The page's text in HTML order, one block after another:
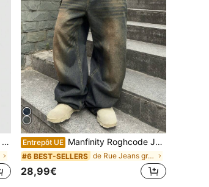
Entrepôt UE Manfinity Roghcode Jeans en denim avec poche simple, grande taille, pour homme. Tenue décontractée pour tous les jours
#6 BEST-SELLERS de Rue Jeans grande taille pour hommes
28,99€